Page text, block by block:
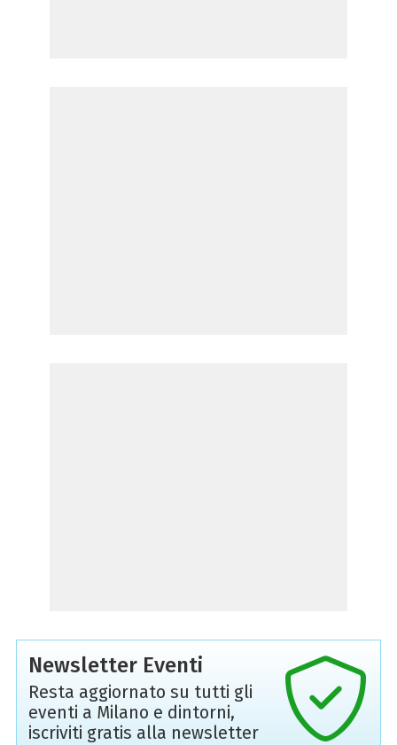
Newsletter Eventi
Resta aggiornato su tutti gli
eventi a Milano e dintorni,
iscriviti gratis alla newsletter